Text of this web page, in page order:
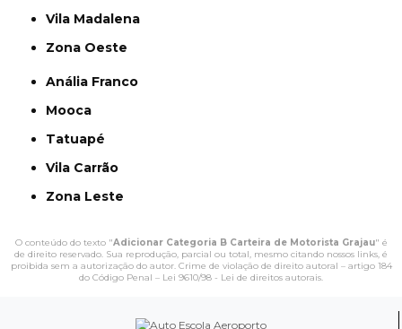
Vila Madalena
Zona Oeste
Anália Franco
Mooca
Tatuapé
Vila Carrão
Zona Leste
O conteúdo do texto "Adicionar Categoria B Carteira de Motorista Grajau" é
de direito reservado. Sua reprodução, parcial ou total, mesmo citando nossos links, é
proibida sem a autorização do autor. Crime de violação de direito autoral – artigo 184
do Código Penal – Lei 9610/98 - Lei de direitos autorais.